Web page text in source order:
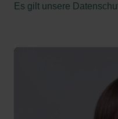
Es gilt unsere